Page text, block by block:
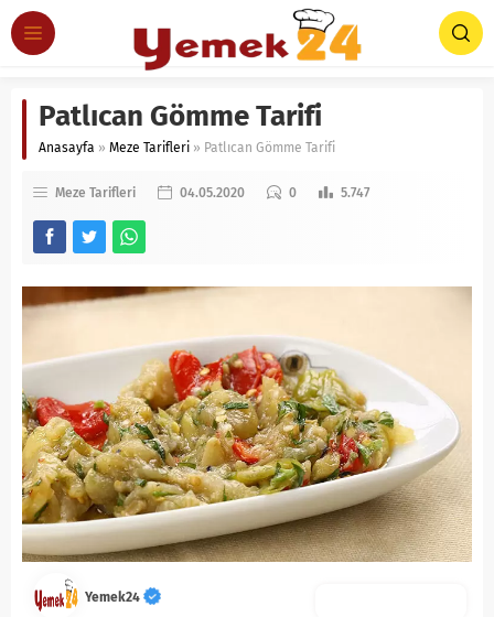
Patlıcan Gömme Tarifi
Anasayfa » Meze Tarifleri » Patlıcan Gömme Tarifi
Meze Tarifleri 04.05.2020 0 5.747
Yemek24